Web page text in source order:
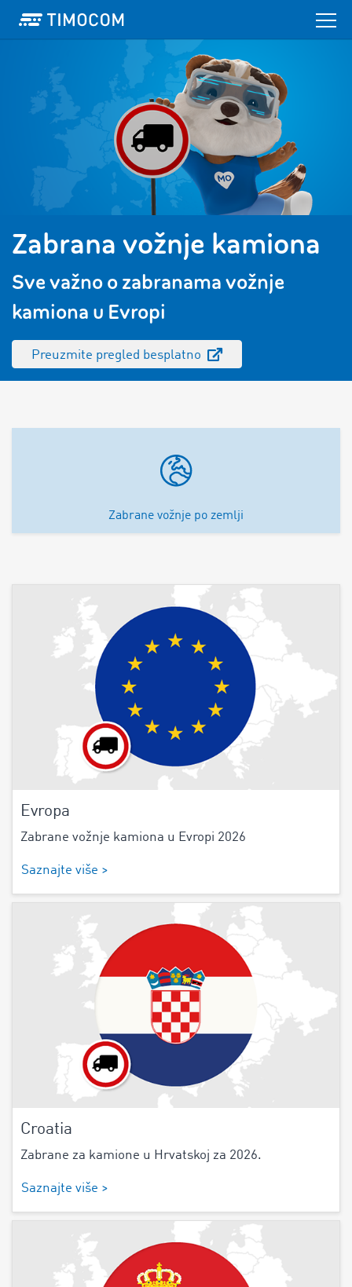
Zabrana vožnje kamiona
Sve važno o zabranama vožnje
kamiona u Evropi
Preuzmite pregled besplatno
Zabrane vožnje po zemlji
Evropa
Zabrane vožnje kamiona u Evropi 2026
Saznajte više >
Croatia
Zabrane za kamione u Hrvatskoj za 2026.
Saznajte više >